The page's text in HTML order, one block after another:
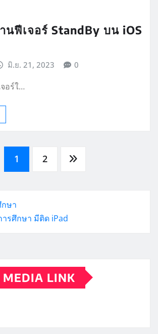
นฟีเจอร์ StandBy บน iOS
มิ.ย. 21, 2023 0
อร์ใ…
1 2
ารศึกษา มีติด iPad
MEDIA LINK